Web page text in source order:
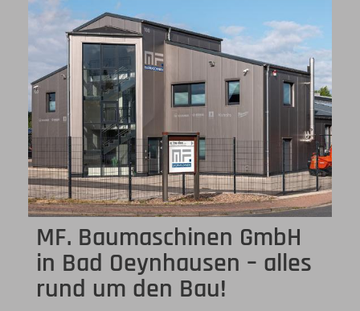
MF. Baumaschinen GmbH
in Bad Oeynhausen – alles
rund um den Bau!